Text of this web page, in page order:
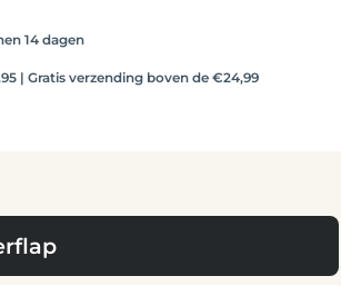
14 dagen
| Gratis verzending boven de €24,99